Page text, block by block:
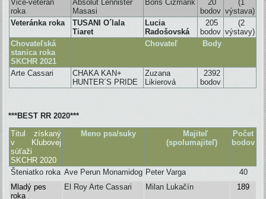
Vice-veterán
roka
Absolut Lennister
Masasi
Boris Čižmárik
20
bodov
(1
výstava)
Veteránka roka
TUSANI O´lala
Tiaret
Lucia
Radošovská
205
bodov
(2
výstavy)
Chovateľská
stanica roka
SKCHR 2021
Chovateľ Body
Arte Cassari
CHAKA KAN+
HUNTER´S PRIDE
Zuzana
Likierová
2392
bodov
***BEST RR 2020***
Titul získaný
v Klubovej
súťaži
SKCHR 2020
Meno psa/suky
Majiteľ
(spolumajiteľ)
Počet
bodov
Šteniatko roka Ave Perun Monamidog Peter Varga
40
Mladý pes
roka
El Roy Arte Cassari Milan Lukačín 189